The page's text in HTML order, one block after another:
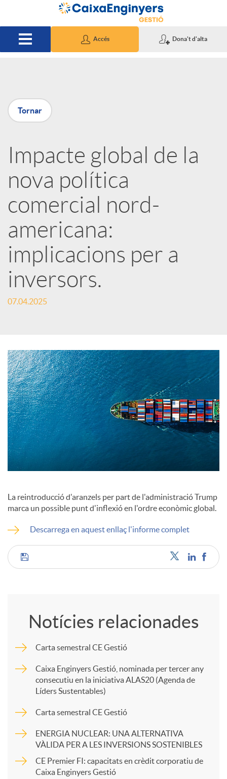
Salta al contingut principal
Accés Dona't d'alta
P
u
b
l
i
c
a
o
r
d
e
o
n
n
g
u
t
Tornar
Impacte global de la
nova política
comercial nord-
americana:
implicacions per a
inversors.
07.04.2025
La reintroducció d'aranzels per part de l'administració Trump
marca un possible punt d'inflexió en l'ordre econòmic global.
Descarrega en aquest enllaç l'informe complet
C
p
r
t
Notícies relacionades
Carta semestral CE Gestió
Caixa Enginyers Gestió, nominada per tercer any
consecutiu en la iniciativa ALAS20 (Agenda de
Líders Sustentables)
Carta semestral CE Gestió
ENERGIA NUCLEAR: UNA ALTERNATIVA
VÀLIDA PER A LES INVERSIONS SOSTENIBLES
CE Premier FI: capacitats en crèdit corporatiu de
Caixa Enginyers Gestió